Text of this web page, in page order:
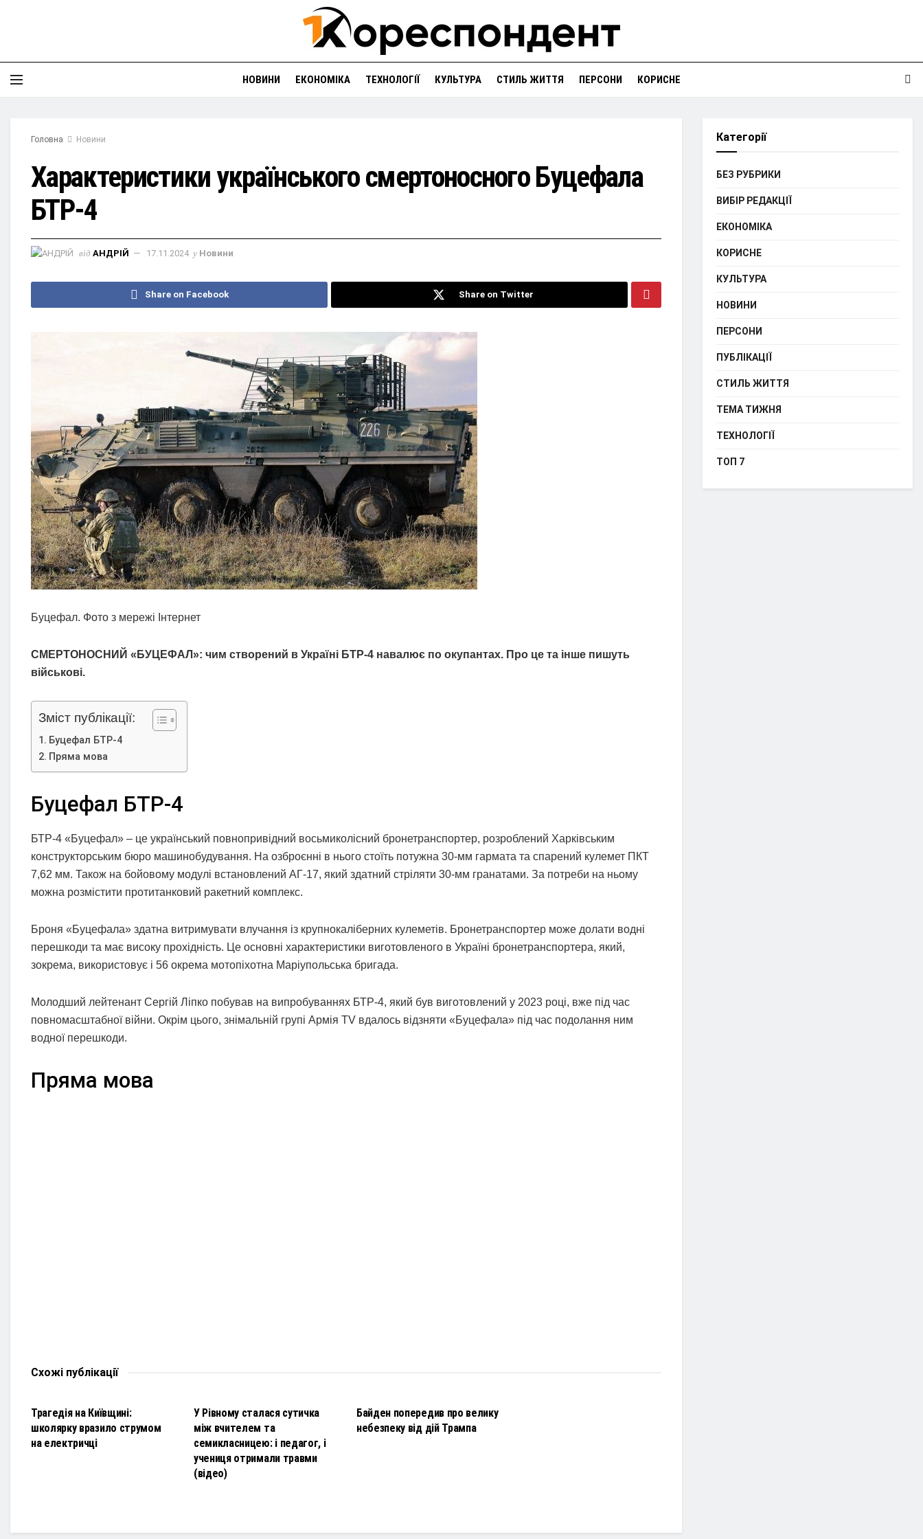
НОВИНИ ЕКОНОМІКА ТЕХНОЛОГІЇ КУЛЬТУРА СТИЛЬ ЖИТТЯ ПЕРСОНИ КОРИСНЕ
Головна Новини
Характеристики українського смертоносного Буцефала
БТР-4
від АНДРІЙ 17.11.2024 у Новини
Share on Facebook Share on Twitter
Буцефал. Фото з мережі Інтернет
СМЕРТОНОСНИЙ «БУЦЕФАЛ»: чим створений в Україні БТР-4 навалює по окупантах. Про це та інше пишуть
військові.
Зміст публікації:
Буцефал БТР-4
Пряма мова
Буцефал БТР-4
БТР-4 «Буцефал» – це український повнопривідний восьмиколісний бронетранспортер, розроблений Харківським
конструкторським бюро машинобудування. На озброєнні в нього стоїть потужна 30-мм гармата та спарений кулемет ПКТ
7,62 мм. Також на бойовому модулі встановлений АГ-17, який здатний стріляти 30-мм гранатами. За потреби на ньому
можна розмістити протитанковий ракетний комплекс.
Броня «Буцефала» здатна витримувати влучання із крупнокаліберних кулеметів. Бронетранспортер може долати водні
перешкоди та має високу прохідність. Це основні характеристики виготовленого в Україні бронетранспортера, який,
зокрема, використовує і 56 окрема мотопіхотна Маріупольська бригада.
Молодший лейтенант Сергій Ліпко побував на випробуваннях БТР-4, який був виготовлений у 2023 році, вже під час
повномасштабної війни. Окрім цього, знімальній групі Армія TV вдалось відзняти «Буцефала» під час подолання ним
водної перешкоди.
Пряма мова
Схожі публікації
Трагедія на Київщині:
школярку вразило струмом
на електричці
У Рівному сталася сутичка
між вчителем та
семикласницею: і педагог, і
учениця отримали травми
(відео)
Байден попередив про велику
небезпеку від дій Трампа
Категорії
БЕЗ РУБРИКИ
ВИБІР РЕДАКЦІЇ
ЕКОНОМІКА
КОРИСНЕ
КУЛЬТУРА
НОВИНИ
ПЕРСОНИ
ПУБЛІКАЦІЇ
СТИЛЬ ЖИТТЯ
ТЕМА ТИЖНЯ
ТЕХНОЛОГІЇ
ТОП 7